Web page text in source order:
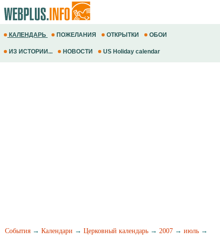
КАЛЕНДАРЬ ПОЖЕЛАНИЯ ОТКРЫТКИ ОБОИ
ИЗ ИСТОРИИ... НОВОСТИ US Holiday calendar
События → Календари → Церковный календарь → 2007 → июль →